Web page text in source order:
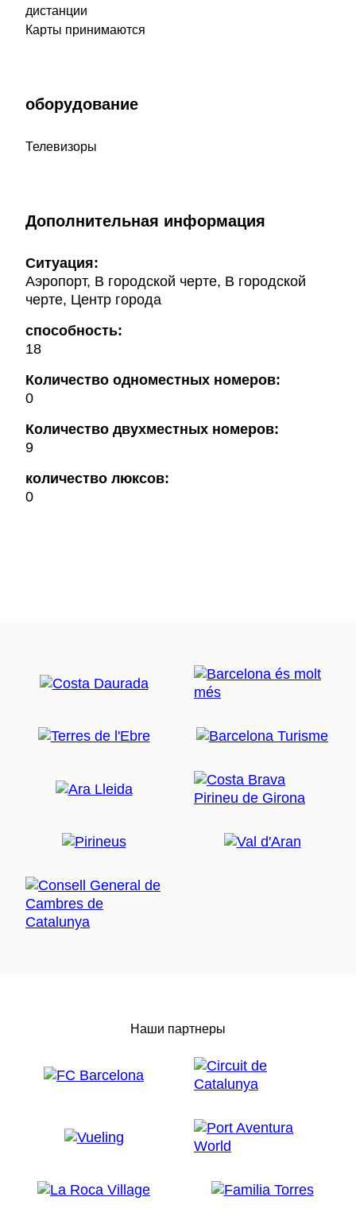
дистанции
Карты принимаются
оборудование
Телевизоры
Дополнительная информация
Ситуация:
Аэропорт, В городской черте, В городской
черте, Центр города
способность:
18
Количество одноместных номеров:
0
Количество двухместных номеров:
9
количество люксов:
0
Наши партнеры